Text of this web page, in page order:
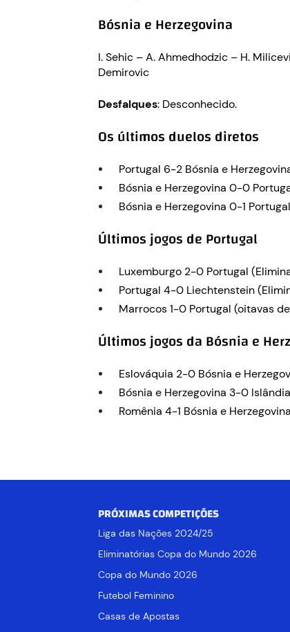
Bósnia e Herzegovina
I. Sehic – A. Ahmedhodzic – H.
Demirovic
Desfalques: Desconhecido.
Os últimos duelos diretos
Portugal 6-2 Bósnia e
Bósnia e Herzegovina 0-0
Bósnia e Herzegovina 0-1
Últimos jogos de Portugal
Luxemburgo 2-0 Portugal
Portugal 4-0 Liechtenstein
Marrocos 1-0 Portugal (oitavas
Últimos jogos da Bósnia e
Eslováquia 2-0 Bósnia e
Bósnia e Herzegovina 3-0
Romênia 4-1 Bósnia e
PRÓXIMAS COMPETIÇÕES
Liga das Nações 2024/25
Eliminatórias Copa do Mundo 2026
Copa do Mundo 2026
Futebol Feminino
Casas de Apostas